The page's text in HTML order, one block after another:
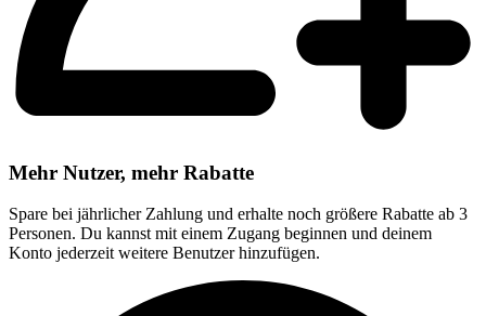
Mehr Nutzer, mehr Rabatte
Spare bei jährlicher Zahlung und erhalte noch größere Rabatte ab 3
Personen. Du kannst mit einem Zugang beginnen und deinem
Konto jederzeit weitere Benutzer hinzufügen.